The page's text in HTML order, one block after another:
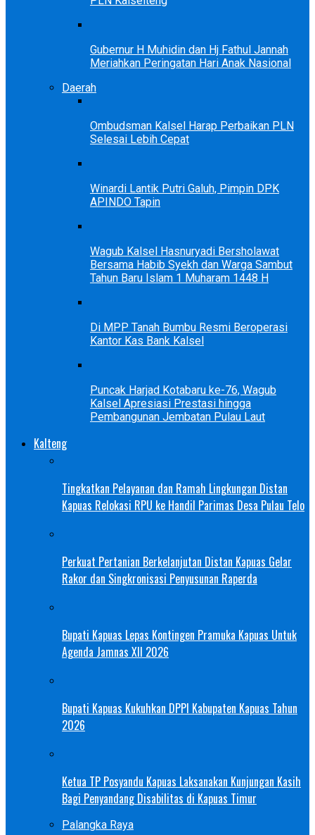
Gubernur H Muhidin dan Hj Fathul Jannah
Meriahkan Peringatan Hari Anak Nasional
Daerah
Ombudsman Kalsel Harap Perbaikan PLN
Selesai Lebih Cepat
Winardi Lantik Putri Galuh, Pimpin DPK
APINDO Tapin
Wagub Kalsel Hasnuryadi Bersholawat
Bersama Habib Syekh dan Warga Sambut
Tahun Baru Islam 1 Muharam 1448 H
Di MPP Tanah Bumbu Resmi Beroperasi
Kantor Kas Bank Kalsel
Puncak Harjad Kotabaru ke-76, Wagub
Kalsel Apresiasi Prestasi hingga
Pembangunan Jembatan Pulau Laut
Kalteng
Tingkatkan Pelayanan dan Ramah Lingkungan Distan
Kapuas Relokasi RPU ke Handil Parimas Desa Pulau Telo
Perkuat Pertanian Berkelanjutan Distan Kapuas Gelar
Rakor dan Singkronisasi Penyusunan Raperda
Bupati Kapuas Lepas Kontingen Pramuka Kapuas Untuk
Agenda Jamnas XII 2026
Bupati Kapuas Kukuhkan DPPI Kabupaten Kapuas Tahun
2026
Ketua TP Posyandu Kapuas Laksanakan Kunjungan Kasih
Bagi Penyandang Disabilitas di Kapuas Timur
Palangka Raya